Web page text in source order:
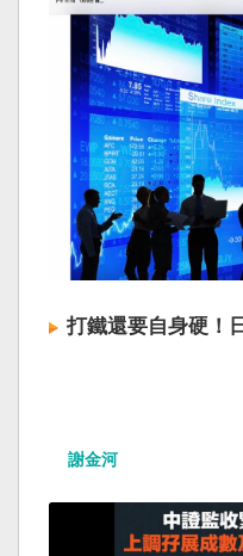
打鐵還要自身硬！
謝金河